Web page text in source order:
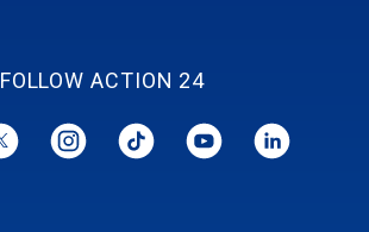
FOLLOW ACTION 24